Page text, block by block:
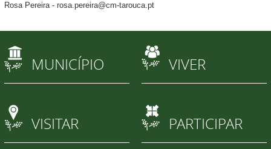
Rosa Pereira - rosa.pereira@cm-tarouca.pt
MUNICÍPIO VIVER
VISITAR PARTICIPAR